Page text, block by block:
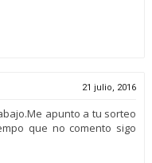
21 julio, 2016
apunto a tu sorteo
que no comento sigo